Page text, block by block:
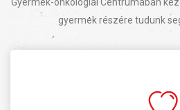
gyermek részére tudunk